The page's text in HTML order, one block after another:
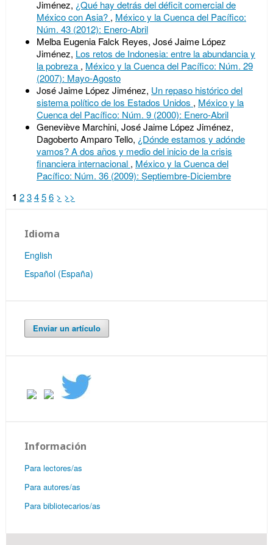
Jiménez, ¿Qué hay detrás del déficit comercial de
México con Asia? , México y la Cuenca del Pacífico:
Núm. 43 (2012): Enero-Abril
Melba Eugenia Falck Reyes, José Jaime López
Jiménez, Los retos de Indonesia: entre la abundancia y
la pobreza , México y la Cuenca del Pacífico: Núm. 29
(2007): Mayo-Agosto
José Jaime López Jiménez, Un repaso histórico del
sistema político de los Estados Unidos , México y la
Cuenca del Pacífico: Núm. 9 (2000): Enero-Abril
Geneviève Marchini, José Jaime López Jiménez,
Dagoberto Amparo Tello, ¿Dónde estamos y adónde
vamos? A dos años y medio del inicio de la crisis
financiera internacional , México y la Cuenca del
Pacífico: Núm. 36 (2009): Septiembre-Diciembre
1 23456 > >>
Idioma
English
Español (España)
Enviar un artículo
Información
Para lectores/as
Para autores/as
Para bibliotecarios/as